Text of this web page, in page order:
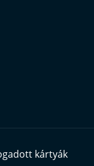
kártyák